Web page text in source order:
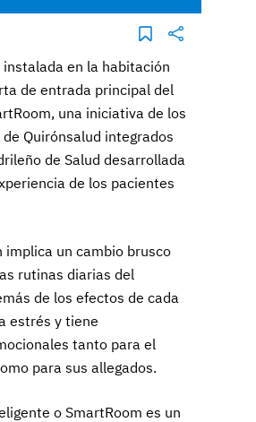
en la habitación
de entrada principal del
una iniciativa de los
Quirónsalud integrados
de Salud desarrollada
de los pacientes
implica un cambio brusco
rutinas diarias del
de los efectos de cada
estrés y tiene
tanto para el
para sus allegados.
o SmartRoom es un